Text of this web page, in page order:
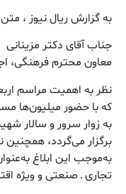
به گزارش ریال نیوز ،
جناب آقای دکتر مزینانی
معاون محترم فرهنگی،
نظر به اهمیت مراسم
که با حضور میلیون‌ها
به زوار سرور و سالار
برگزار می‌گردد، همچنین
به‌موجب این ابلاغ
تجاری ـ صنعتی و ویژه